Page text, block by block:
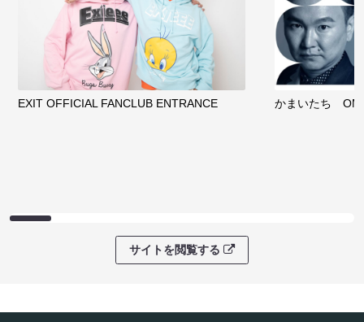
EXIT OFFICIAL FANCLUB ENTRANCE かまいたち
サイトを閲覧する